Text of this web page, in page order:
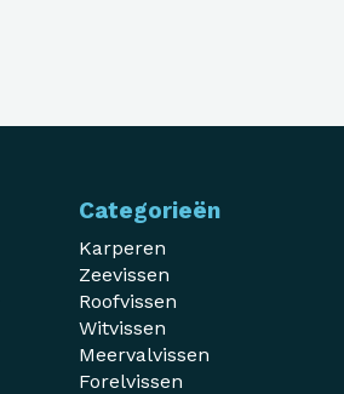
Categorieën
Karperen
Zeevissen
Roofvissen
Witvissen
Meervalvissen
Forelvissen